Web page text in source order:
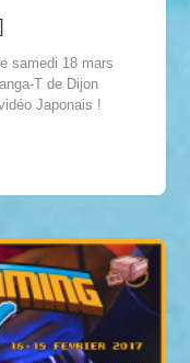
samedi 18 mars
T de Dijon
Japonais !